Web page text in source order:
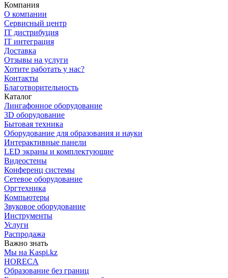
Компания
О компании
Сервисный центр
IT дистрибуция
IT интеграция
Доставка
Отзывы на услуги
Хотите работать у нас?
Контакты
Благотворительность
Каталог
Лингафонное оборудование
3D оборудование
Бытовая техника
Оборудование для образования и науки
Интерактивные панели
LED экраны и комплектующие
Видеостены
Конференц системы
Сетевое оборудование
Оргтехника
Компьютеры
Звуковое оборудование
Инструменты
Услуги
Распродажа
Важно знать
Мы на Kaspi.kz
HORECA
Образование без границ